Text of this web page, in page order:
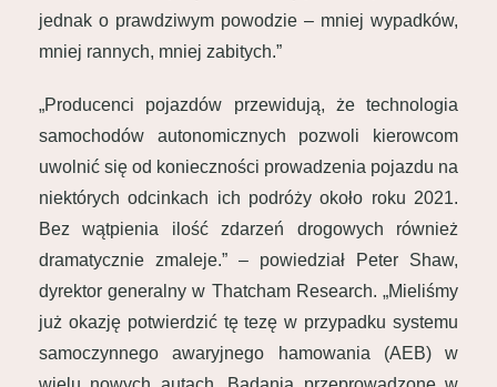
jednak o prawdziwym powodzie – mniej wypadków,
mniej rannych, mniej zabitych.”
„Producenci pojazdów przewidują, że technologia
samochodów autonomicznych pozwoli kierowcom
uwolnić się od konieczności prowadzenia pojazdu na
niektórych odcinkach ich podróży około roku 2021.
Bez wątpienia ilość zdarzeń drogowych również
dramatycznie zmaleje.” – powiedział Peter Shaw,
dyrektor generalny w Thatcham Research. „Mieliśmy
już okazję potwierdzić tę tezę w przypadku systemu
samoczynnego awaryjnego hamowania (AEB) w